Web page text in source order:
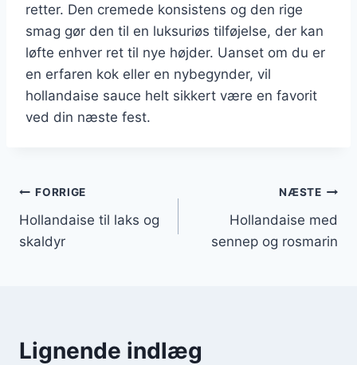
retter. Den cremede konsistens og den rige
smag gør den til en luksuriøs tilføjelse, der kan
løfte enhver ret til nye højder. Uanset om du er
en erfaren kok eller en nybegynder, vil
hollandaise sauce helt sikkert være en favorit
ved din næste fest.
Indlægsnavigation
FORRIGE
Hollandaise til laks og
skaldyr
NÆSTE
Hollandaise med
sennep og rosmarin
Lignende indlæg